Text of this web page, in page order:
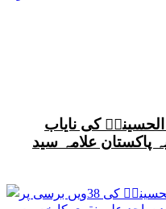
کی نایاب
پاکستان علامہ سید